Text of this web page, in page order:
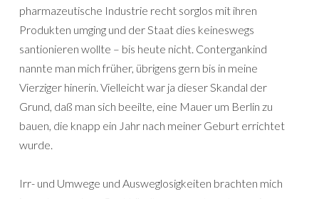
pharmazeutische Industrie recht sorglos mit ihren
Produkten umging und der Staat dies keineswegs
santionieren wollte – bis heute nicht. Contergankind
nannte man mich früher, übrigens gern bis in meine
Vierziger hinerin. Vielleicht war ja dieser Skandal der
Grund, daß man sich beeilte, eine Mauer um Berlin zu
bauen, die knapp ein Jahr nach meiner Geburt errichtet
wurde.
Irr- und Umwege und Ausweglosigkeiten brachten mich